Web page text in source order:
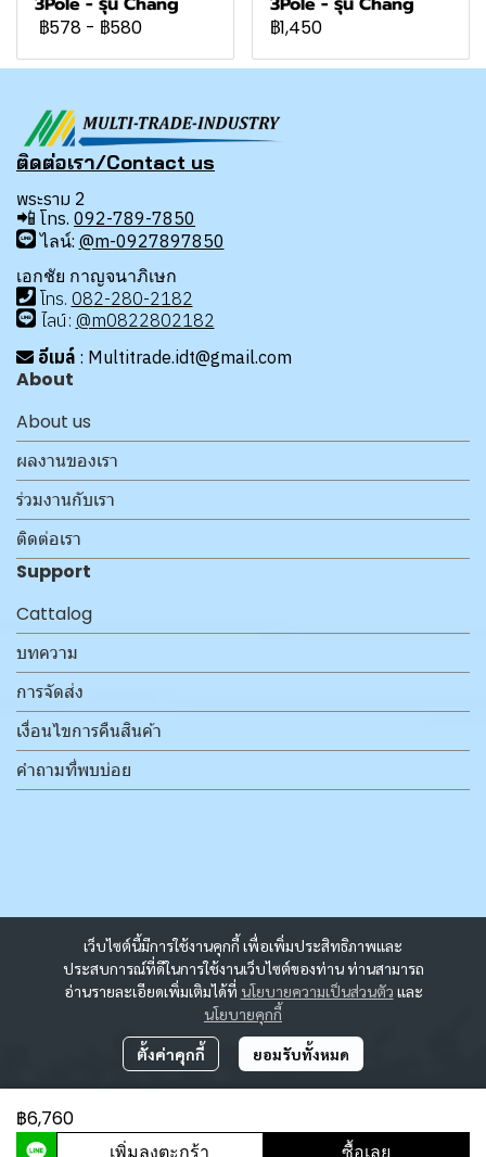
฿578 - ฿580 ฿1,450
฿6,760
เพิ่มลงตะกร้า ซื้อเลย
เว็บไซต์นี้มีการใช้งานคุกกี้ เพื่อเพิ่มประสิทธิภาพและ
ประสบการณ์ที่ดีในการใช้งานเว็บไซต์ของท่าน ท่านสามารถ
อ่านรายละเอียดเพิ่มเติมได้ที่ นโยบายความเป็นส่วนตัว และ
นโยบายคุกกี้
ตั้งค่าคุกกี้ ยอมรับทั้งหมด
ติดต่อเรา/Contact us
พระราม 2
📲 โทร. 092-789-7850
ไลน์: @m-0927897850
เอกชัย กาญจนาภิเษก
โทร. 082-280-2182
ไลน์: @m0822802182
อีเมล์ : Multitrade.idt@gmail.com
About
About us
ผลงานของเรา
ร่วมงานกับเรา
ติดต่อเรา
Support
Cattalog
บทความ
การจัดส่ง
เงื่อนไขการคืนสินค้า
คำถามที่พบบ่อย
ผู้เข้าชมวันนี้2,033